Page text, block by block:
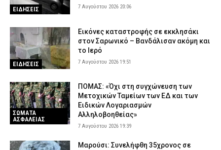
ΕΙΔΗΣΕΙΣ 7 Αυγούστου 2026 20:06
ΕΙΔΗΣΕΙΣ
Εικόνες καταστροφής σε εκκλησάκι
στον Σαρωνικό – Βανδάλισαν ακόμη και
το Ιερό
7 Αυγούστου 2026 19:51
ΣΩΜΑΤΑ
ΑΣΦΑΛΕΙΑΣ
ΠΟΜΑΣ: «Όχι στη συγχώνευση των
Μετοχικών Ταμείων των ΕΔ και των
Ειδικών Λογαριασμών
Αλληλοβοηθείας»
7 Αυγούστου 2026 19:39
Μαρούσι: Συνελήφθη 35χρονος σε